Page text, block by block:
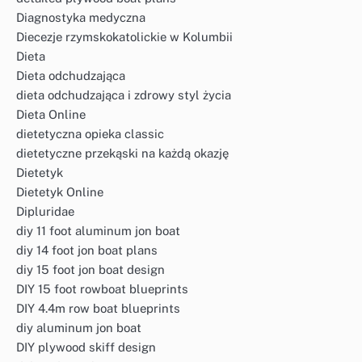
Diagnostyka medyczna
Diecezje rzymskokatolickie w Kolumbii
Dieta
Dieta odchudzająca
dieta odchudzająca i zdrowy styl życia
Dieta Online
dietetyczna opieka classic
dietetyczne przekąski na każdą okazję
Dietetyk
Dietetyk Online
Dipluridae
diy 11 foot aluminum jon boat
diy 14 foot jon boat plans
diy 15 foot jon boat design
DIY 15 foot rowboat blueprints
DIY 4.4m row boat blueprints
diy aluminum jon boat
DIY plywood skiff design